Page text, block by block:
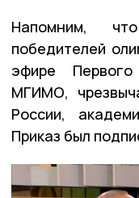
Напомним,
победителей
эфире
МГИМО,
России,
Приказ был